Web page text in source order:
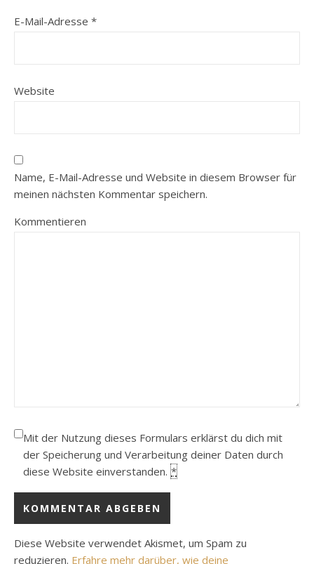
E-Mail-Adresse *
Website
Name, E-Mail-Adresse und Website in diesem Browser für
meinen nächsten Kommentar speichern.
Kommentieren
Mit der Nutzung dieses Formulars erklärst du dich mit
der Speicherung und Verarbeitung deiner Daten durch
diese Website einverstanden. *
Diese Website verwendet Akismet, um Spam zu
reduzieren. Erfahre mehr darüber, wie deine